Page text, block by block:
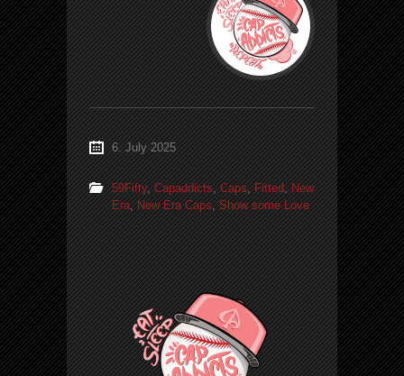
6. July 2025
59Fifty,Capaddicts,Caps,Fitted,New
Era,New Era Caps,Show some Love